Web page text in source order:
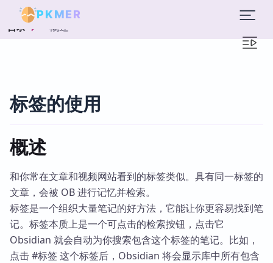
PKMER
目录 概述
标签的使用
概述
和你常在文章和视频网站看到的标签类似。具有同一标签的
文章，会被 OB 进行记忆并检索。
标签是一个组织大量笔记的好方法，它能让你更容易找到笔
记。标签本质上是一个可点击的检索按钮，点击它
Obsidian 就会自动为你搜索包含这个标签的笔记。比如，
点击 #标签 这个标签后，Obsidian 将会显示库中所有包含